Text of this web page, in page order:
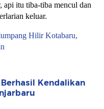
api itu tiba-tiba mencul dan
keluar.
Hilir Kotabaru,
Kendalikan